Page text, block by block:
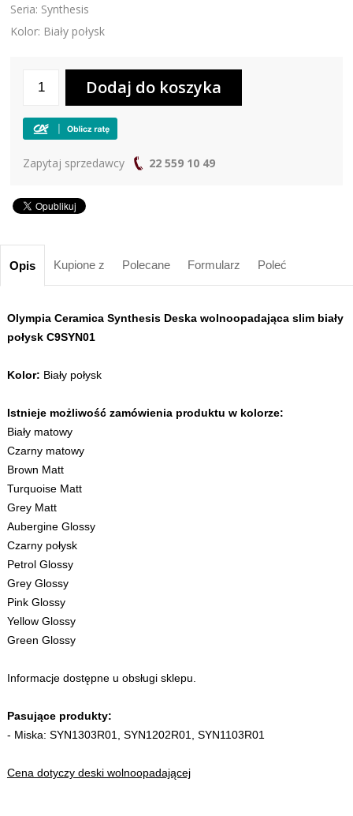
Seria: Synthesis
Kolor: Biały połysk
Zapytaj sprzedawcy 22 559 10 49
Opis Kupione z Polecane Formularz Poleć
Olympia Ceramica Synthesis Deska wolnoopadająca slim biały
połysk C9SYN01
Kolor: Biały połysk
Istnieje możliwość zamówienia produktu w kolorze:
Biały matowy
Czarny matowy
Brown Matt
Turquoise Matt
Grey Matt
Aubergine Glossy
Czarny połysk
Petrol Glossy
Grey Glossy
Pink Glossy
Yellow Glossy
Green Glossy
Informacje dostępne u obsługi sklepu.
Pasujące produkty:
- Miska: SYN1303R01, SYN1202R01, SYN1103R01
Cena dotyczy deski wolnoopadającej